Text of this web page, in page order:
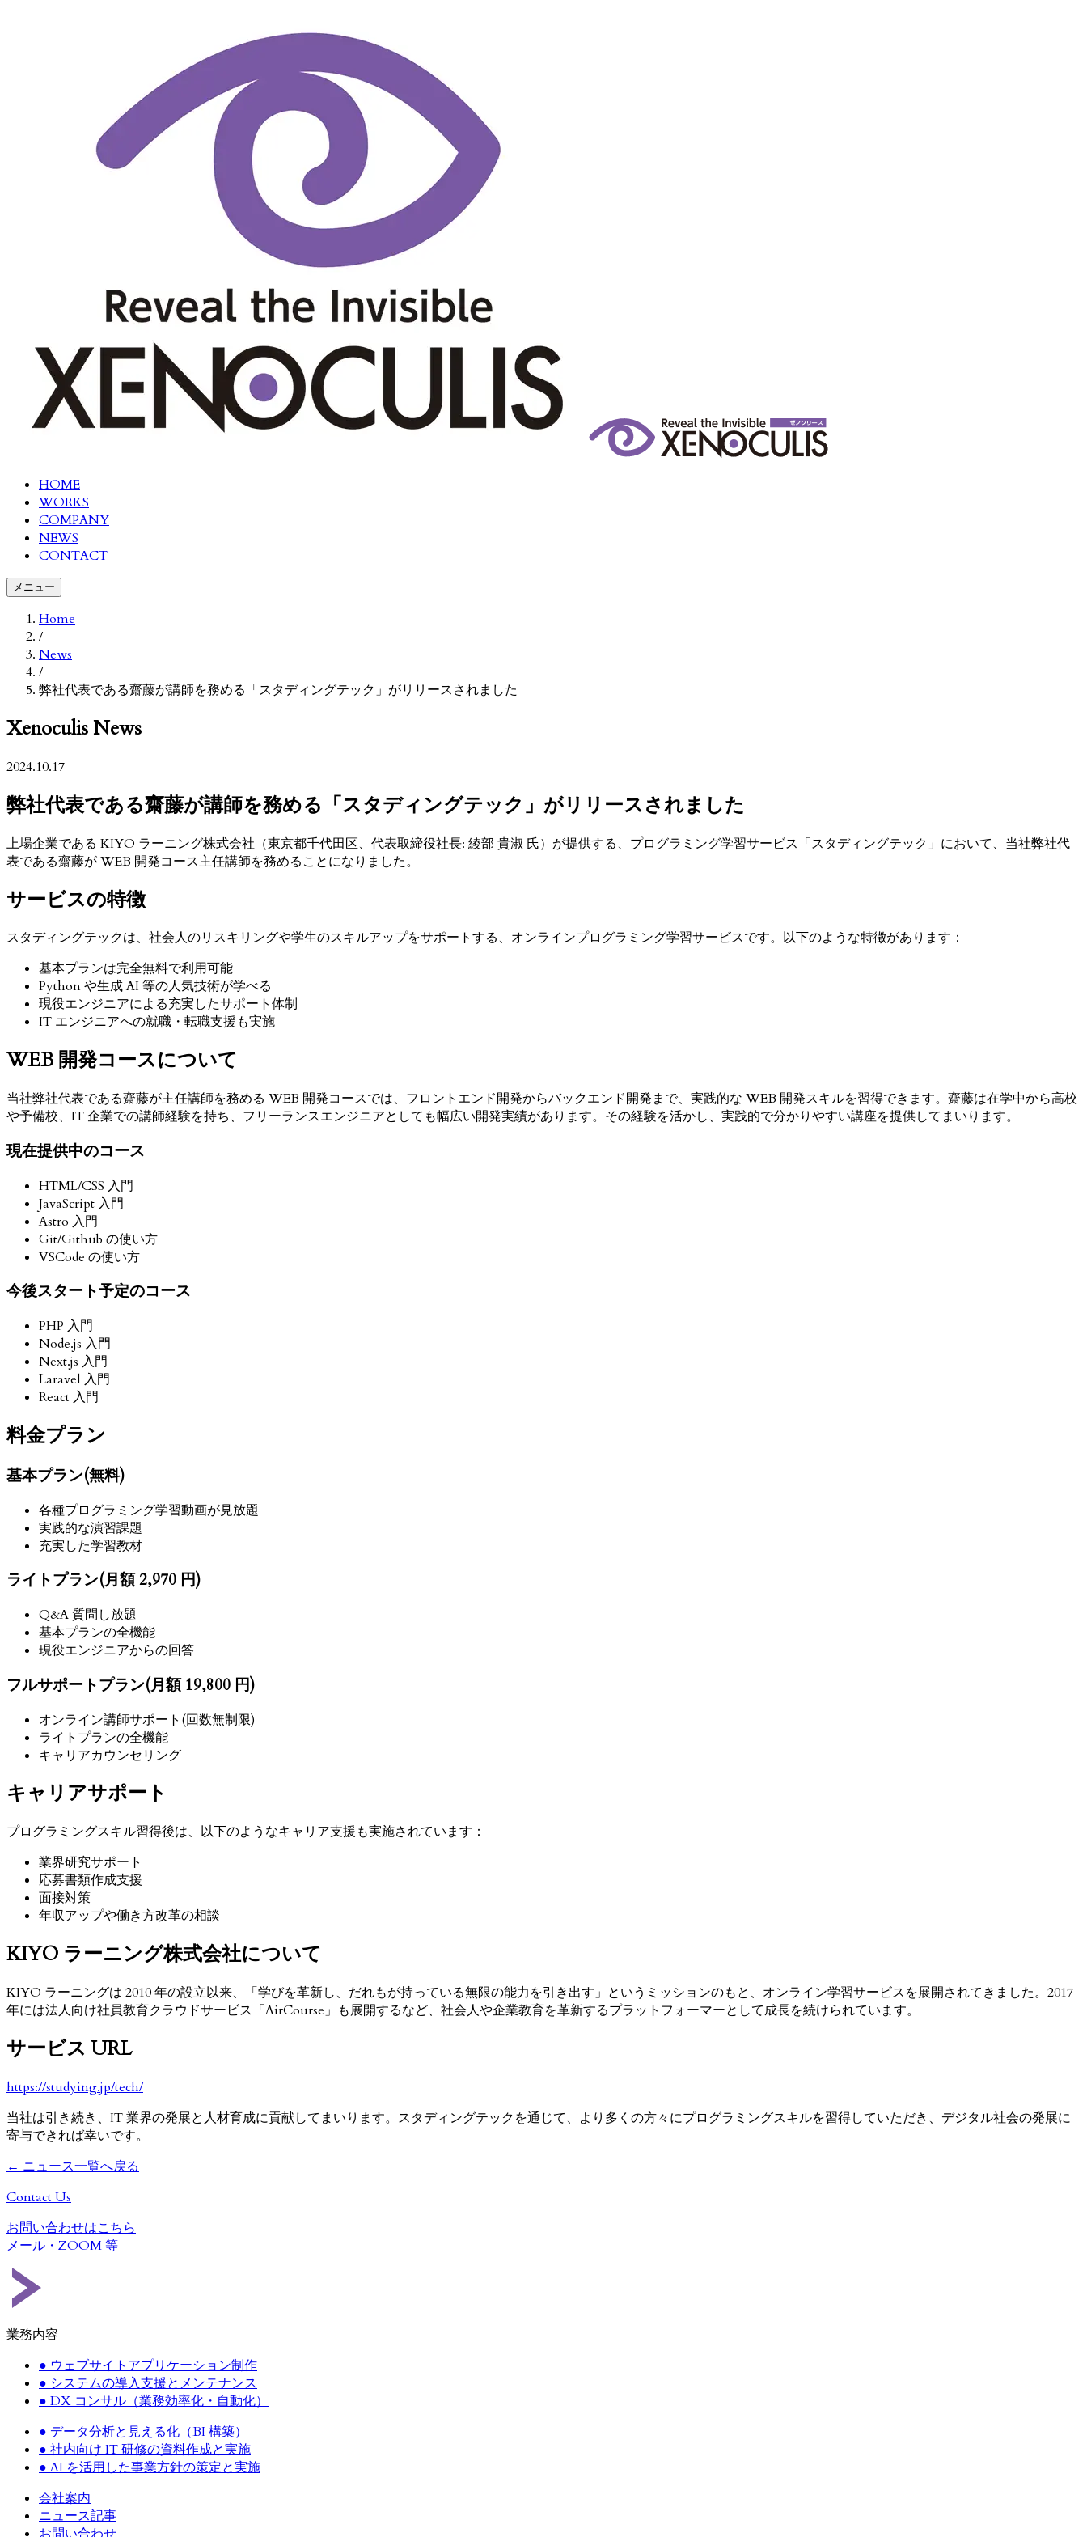
HOME
WORKS
COMPANY
NEWS
CONTACT
メニュー
Home
/
News
/
弊社代表である齋藤が講師を務める「スタディングテック」がリリースされました
Xenoculis News
2024.10.17
弊社代表である齋藤が講師を務める「スタディングテック」がリリースされました
上場企業である KIYO ラーニング株式会社（東京都千代田区、代表取締役社長: 綾部 貴淑 氏）が提供する、プログラミング学習サービス「スタディングテック」において、当社弊社代
表である齋藤が WEB 開発コース主任講師を務めることになりました。
サービスの特徴
スタディングテックは、社会人のリスキリングや学生のスキルアップをサポートする、オンラインプログラミング学習サービスです。以下のような特徴があります：
基本プランは完全無料で利用可能
Python や生成 AI 等の人気技術が学べる
現役エンジニアによる充実したサポート体制
IT エンジニアへの就職・転職支援も実施
WEB 開発コースについて
当社弊社代表である齋藤が主任講師を務める WEB 開発コースでは、フロントエンド開発からバックエンド開発まで、実践的な WEB 開発スキルを習得できます。齋藤は在学中から高校
や予備校、IT 企業での講師経験を持ち、フリーランスエンジニアとしても幅広い開発実績があります。その経験を活かし、実践的で分かりやすい講座を提供してまいります。
現在提供中のコース
HTML/CSS 入門
JavaScript 入門
Astro 入門
Git/Github の使い方
VSCode の使い方
今後スタート予定のコース
PHP 入門
Node.js 入門
Next.js 入門
Laravel 入門
React 入門
料金プラン
基本プラン(無料)
各種プログラミング学習動画が見放題
実践的な演習課題
充実した学習教材
ライトプラン(月額 2,970 円)
Q&A 質問し放題
基本プランの全機能
現役エンジニアからの回答
フルサポートプラン(月額 19,800 円)
オンライン講師サポート(回数無制限)
ライトプランの全機能
キャリアカウンセリング
キャリアサポート
プログラミングスキル習得後は、以下のようなキャリア支援も実施されています：
業界研究サポート
応募書類作成支援
面接対策
年収アップや働き方改革の相談
KIYO ラーニング株式会社について
KIYO ラーニングは 2010 年の設立以来、「学びを革新し、だれもが持っている無限の能力を引き出す」というミッションのもと、オンライン学習サービスを展開されてきました。2017
年には法人向け社員教育クラウドサービス「AirCourse」も展開するなど、社会人や企業教育を革新するプラットフォーマーとして成長を続けられています。
サービス URL
https://studying.jp/tech/
当社は引き続き、IT 業界の発展と人材育成に貢献してまいります。スタディングテックを通じて、より多くの方々にプログラミングスキルを習得していただき、デジタル社会の発展に
寄与できれば幸いです。
← ニュース一覧へ戻る
Contact Us
お問い合わせはこちら
メール・ ZOOM等
業務内容
● ウェブサイトアプリケーション制作
● システムの導入支援とメンテナンス
● DX コンサル（業務効率化・自動化）
● データ分析と見える化（BI 構築）
● 社内向け IT 研修の資料作成と実施
●AI を活用した事業方針の策定と実施
会社案内
ニュース記事